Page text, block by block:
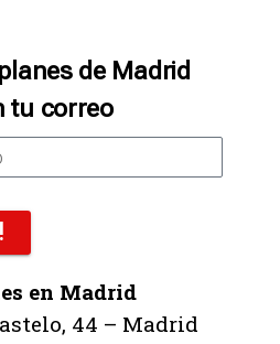
de Madrid
tu correo
en Madrid
44 – Madrid